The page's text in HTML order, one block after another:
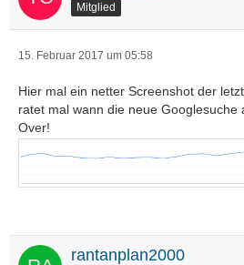
Mitglied
15. Februar 2017 um 05:58
Hier mal ein netter Screenshot der
ratet mal wann die neue Googlesuche
Over!
rantanplan2000